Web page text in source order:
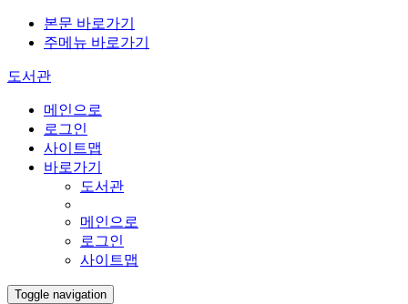
본문 바로가기
주메뉴 바로가기
도서관
메인으로
로그인
사이트맵
바로가기
도서관
메인으로
로그인
사이트맵
Toggle navigation